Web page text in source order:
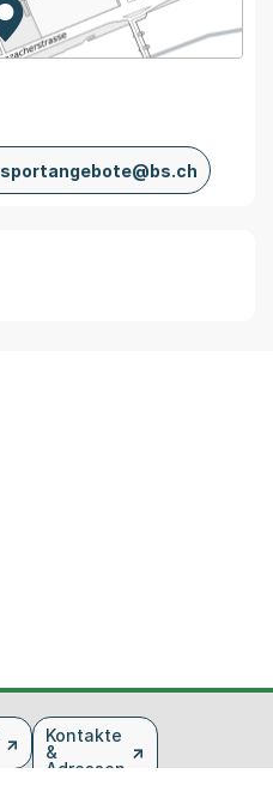
Zur Karte von MapBS.
Externer Link, wird in einem
sportangebote@bs.ch
Kontakte
&
Adressen